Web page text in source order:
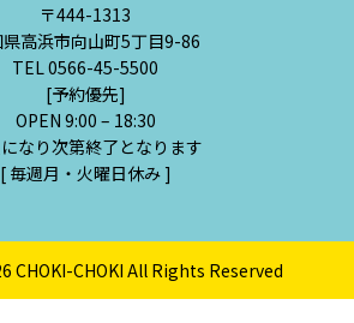
〒444-1313
県高浜市向山町5丁目9-86
TEL 0566-45-5500
[予約優先]
OPEN 9:00 – 18:30
なり次第終了となります
[ 毎週月・火曜日休み ]
CHOKI-CHOKI All Rights Reserved